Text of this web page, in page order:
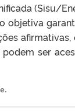
(Sisu/
objetiva
ser
.